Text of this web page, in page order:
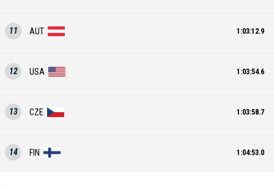
11 AUT 1:03:12.9
12 USA 1:03:54.6
13 CZE 1:03:58.7
14 FIN 1:04:53.0